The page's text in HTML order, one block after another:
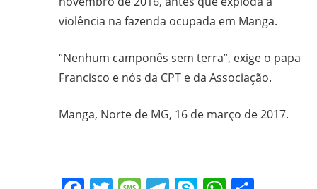
violência na fazenda ocupada em Manga.
“Nenhum camponês sem terra”, exige o papa
Francisco e nós da CPT e da Associação.
Manga, Norte de MG, 16 de março de 2017.